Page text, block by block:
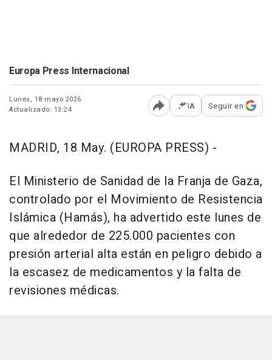
Europa Press Internacional
Lunes, 18 mayo 2026
Actualizado: 13:24
Abrir opciones para
IA Seguir en
MADRID, 18 May. (EUROPA PRESS) -
El Ministerio de Sanidad de la Franja de Gaza,
controlado por el Movimiento de Resistencia
Islámica (Hamás), ha advertido este lunes de
que alrededor de 225.000 pacientes con
presión arterial alta están en peligro debido a
la escasez de medicamentos y la falta de
revisiones médicas.